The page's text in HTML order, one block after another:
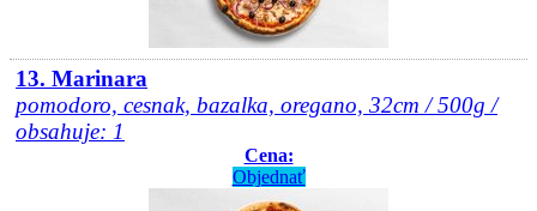
13. Marinara
pomodoro, cesnak, bazalka, oregano, 32cm / 500g /
obsahuje: 1
Cena:
Objednať